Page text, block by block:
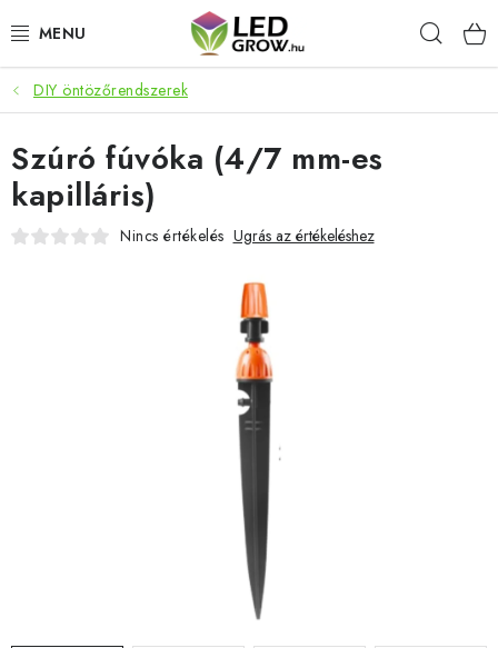
tartalomhoz
AKCIÓS TERMÉKEK
LED NÖVÉNYVILÁGÍTÁS
TERMESZTÉSI KELLÉKEK
Vásárlás
Kapcsolat
DIY öntözőrendszerek
Szúró fúvóka (4/7 mm-es
kapilláris)
Nincs értékelés Ugrás az értékeléshez